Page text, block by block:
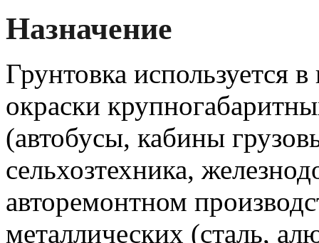
Назначение
Грунтовка используется
окраски
(автобусы, кабины
сельхозтехника,
авторемонтном
металлических (сталь,